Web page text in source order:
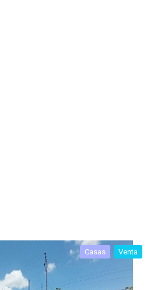
Casas Venta